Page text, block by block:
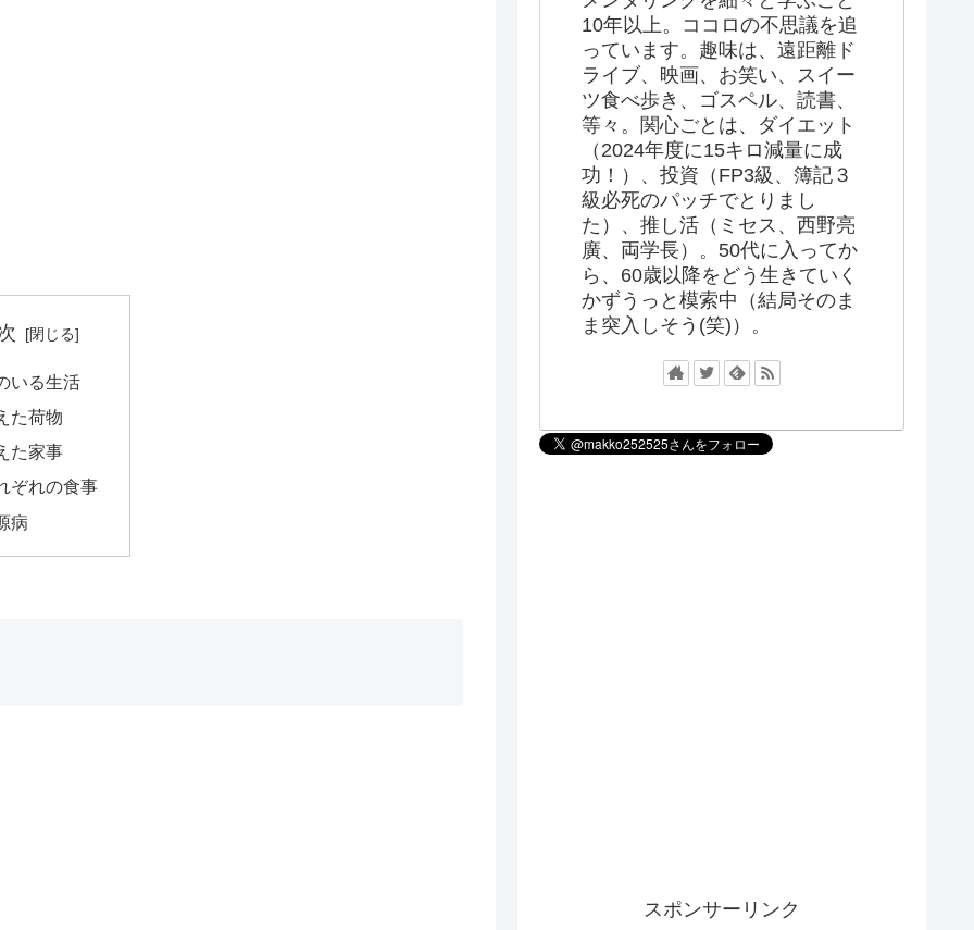
いる生活
た荷物
た家事
ぞれの食事
病
10年以上。ココロの不思議を追
っています。趣味は、遠距離ド
ライブ、映画、お笑い、スイー
ツ食べ歩き、ゴスペル、読書、
等々。関心ごとは、ダイエット
（2024年度に15キロ減量に成
功！）、投資（FP3級、簿記３
級必死のパッチでとりまし
た）、推し活（ミセス、西野亮
廣、両学長）。50代に入ってか
ら、60歳以降をどう生きていく
かずうっと模索中（結局そのま
ま突入しそう(笑)）。
スポンサーリンク